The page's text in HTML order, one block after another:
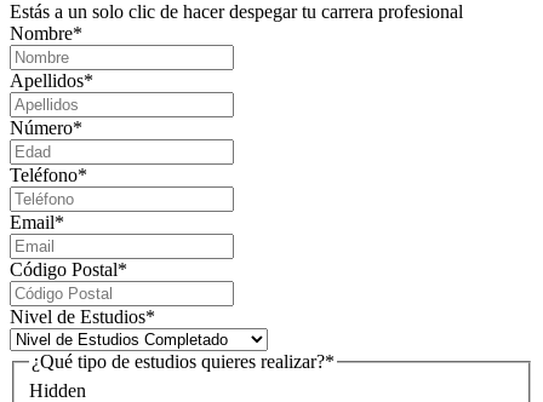
Estás a un solo clic de hacer despegar tu carrera profesional
Nombre*
Apellidos*
Número*
Teléfono*
Email*
Código Postal*
Nivel de Estudios*
Hidden
¿Qué tipo de estudios quieres realizar?*